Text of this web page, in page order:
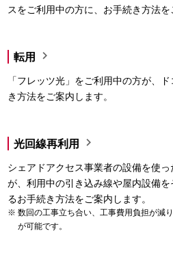
スをご利用中の方に、お手続き方法を
転用 
「フレッツ光」をご利用中の方が、
き方法をご案内します。
光回線再利用 
シェアドアクセス事業者の設備を使
が、利用中の引き込み線や屋内設備
るお手続き方法をご案内します。
数回の工事立ち合い、工事費用負担が減
が可能です。